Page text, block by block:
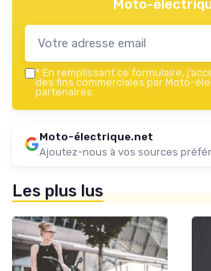
Moto-
* En remplissant ce formulaire,
des fins commerciales par Moto-
partenaires.
Moto-électrique.net
Ajoutez-nous à vos sources
Les plus lus